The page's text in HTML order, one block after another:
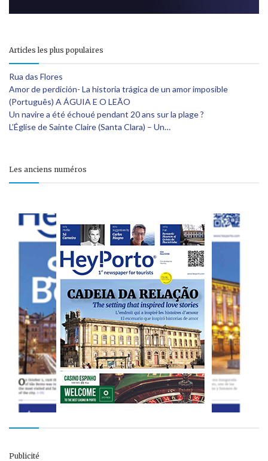
Articles les plus populaires
Rua das Flores
Amor de perdición- La historia trágica de un amor imposible
(Português) A ÁGUIA E O LEÃO
Un navire a été échoué pendant 20 ans sur la plage ?
L’Église de Sainte Claire (Santa Clara) – Un…
Les anciens numéros
Publicité